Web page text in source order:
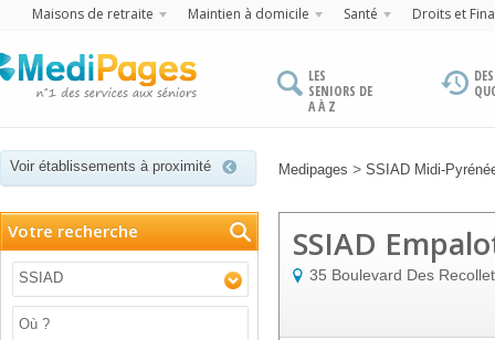
Maisons de retraite Maintien à domicile Santé Droits et
LES
SENIORS DE
A À Z
Voir établissements à proximité Medipages > SSIAD Midi-
Votre recherche
SSIAD
SSIAD
35 Boulevard Des